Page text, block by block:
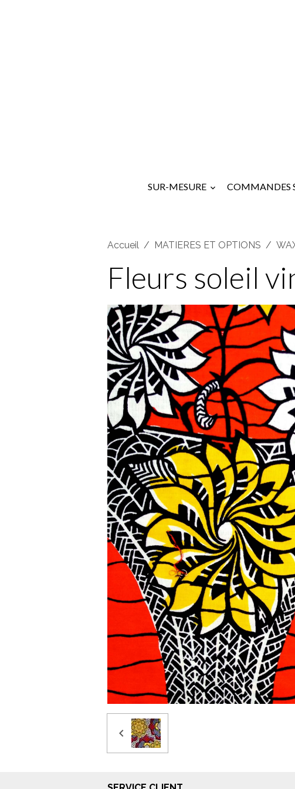
SUR-MESURE COMMANDES
Accueil MATIERES ET OPTIONS
Fleurs soleil